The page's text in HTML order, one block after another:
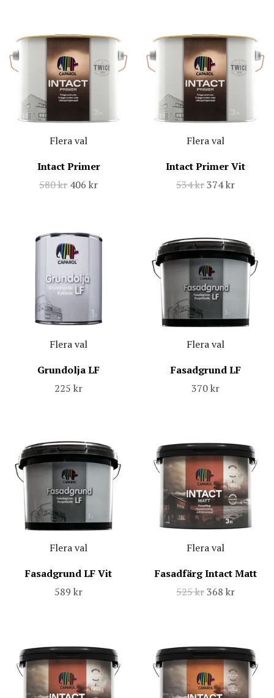
Flera val
Intact Primer
580 kr 406 kr
Flera val
Intact Primer Vit
534 kr374 kr
Flera val
Grundolja LF
225 kr
Flera val
Fasadgrund LF
370 kr
Flera val
Fasadgrund LF Vit
589 kr
Flera val
Fasadfärg Intact Matt
525 kr368 kr